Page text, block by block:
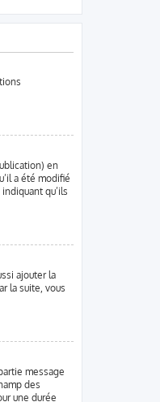
en
a été modifié
qu’ils
ajouter la
la suite, vous
message
des
une durée